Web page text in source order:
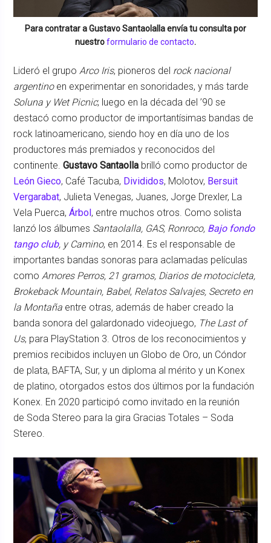
Para contratar aGustavo Santaolallaenvía tu consulta por
nuestroformulario de contacto.
Lideró el grupo Arco Iris, pioneros del rock nacional
argentinoen experimentar en sonoridades, y más tarde
Soluna y Wet Picnic; luego en la década del ’90 se
destacó como productor de importantísimas bandas de
rock latinoamericano, siendo hoy en día uno de los
productores más premiados y reconocidos del
continente.Gustavo Santaolla brilló como productor de
León Gieco, Café Tacuba, Divididos, Molotov, Bersuit
Vergarabat, Julieta Venegas, Juanes, Jorge Drexler, La
Vela Puerca,Árbol, entre muchos otros. Como solista
lanzó los álbumes Santaolalla, GAS, Ronroco, Bajo fondo
tango club, y Camino, en 2014. Es el responsable de
importantes bandas sonoras para aclamadas películas
como Amores Perros, 21 gramos, Diarios de motocicleta,
Brokeback Mountain, Babel, Relatos Salvajes, Secreto en
la Montaña entre otras, además de haber creado la
banda sonora del galardonado videojuego, The Last of
Us, para PlayStation 3. Otros de los reconocimientos y
premios recibidos incluyen un Globo de Oro, un Cóndor
de plata, BAFTA, Sur, y un diploma al mérito y un Konex
de platino, otorgados estos dos últimos por la fundación
Konex. En 2020 participó como invitado en la reunión
de Soda Stereo para la gira Gracias Totales – Soda
Stereo.